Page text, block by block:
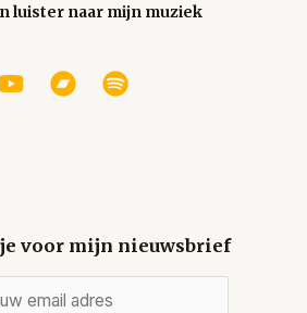
luister naar mijn muziek
voor mijn nieuwsbrief